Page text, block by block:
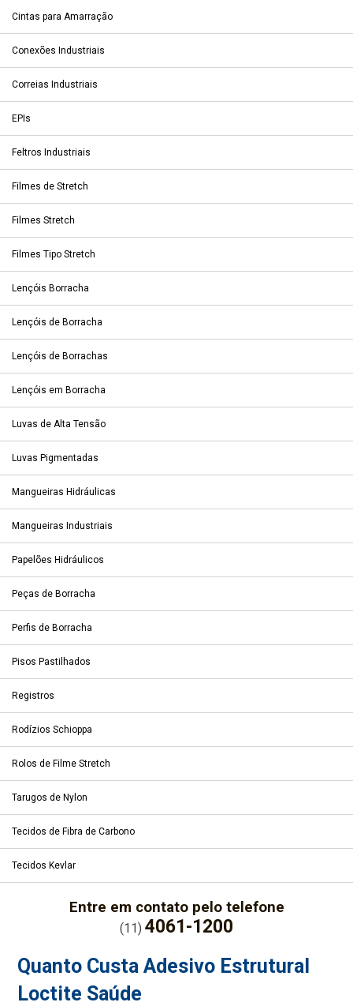
Cintas para Amarração
Conexões Industriais
Correias Industriais
EPIs
Feltros Industriais
Filmes de Stretch
Filmes Stretch
Filmes Tipo Stretch
Lençóis Borracha
Lençóis de Borracha
Lençóis de Borrachas
Lençóis em Borracha
Luvas de Alta Tensão
Luvas Pigmentadas
Mangueiras Hidráulicas
Mangueiras Industriais
Papelões Hidráulicos
Peças de Borracha
Perfis de Borracha
Pisos Pastilhados
Registros
Rodízios Schioppa
Rolos de Filme Stretch
Tarugos de Nylon
Tecidos de Fibra de Carbono
Tecidos Kevlar
Entre em contato pelo telefone
(11) 4061-1200
Quanto Custa Adesivo Estrutural
Loctite Saúde